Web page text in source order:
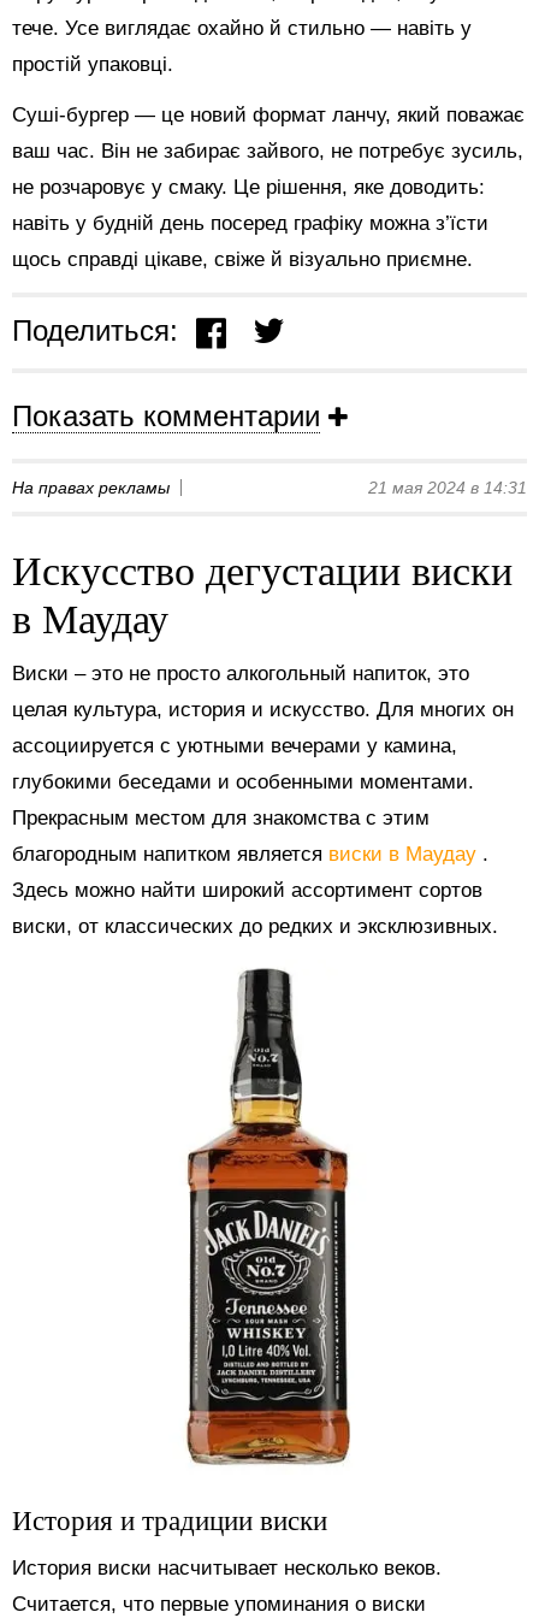
тече. Усе виглядає охайно й стильно — навіть у
простій упаковці.
Суші-бургер — це новий формат ланчу, який поважає
ваш час. Він не забирає зайвого, не потребує зусиль,
не розчаровує у смаку. Це рішення, яке доводить:
навіть у будній день посеред графіку можна з’їсти
щось справді цікаве, свіже й візуально приємне.
Поделиться:
Показать комментарии
На правах рекламы 21 мая 2024 в 14:31
Искусство дегустации виски
в Маудау
Виски – это не просто алкогольный напиток, это
целая культура, история и искусство. Для многих он
ассоциируется с уютными вечерами у камина,
глубокими беседами и особенными моментами.
Прекрасным местом для знакомства с этим
благородным напитком является виски в Маудау .
Здесь можно найти широкий ассортимент сортов
виски, от классических до редких и эксклюзивных.
История и традиции виски
История виски насчитывает несколько веков.
Считается, что первые упоминания о виски